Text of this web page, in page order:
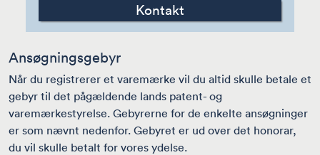
Kontakt
Ansøgningsgebyr
Når du registrerer et varemærke vil du altid skulle betale et
gebyr til det pågældende lands patent- og
varemærkestyrelse. Gebyrerne for de enkelte ansøgninger
er som nævnt nedenfor. Gebyret er ud over det honorar,
du vil skulle betalt for vores ydelse.